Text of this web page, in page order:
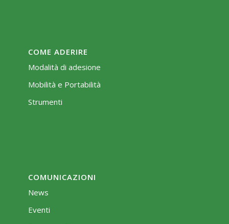
COME ADERIRE
Modalità di adesione
Mobilità e Portabilità
Strumenti
COMUNICAZIONI
News
Eventi